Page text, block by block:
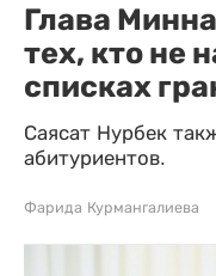
Глава
тех, кто не
списках
Саясат Нурбек
абитуриентов.
Фарида Курмангалиева